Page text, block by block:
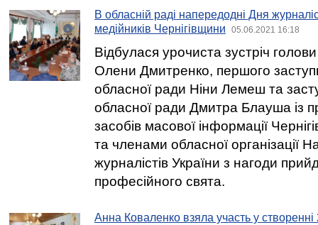
В обласній раді напередодні Дня
медійників Чернігівщини
05.06.2021 16:18
Відбулася урочиста зустріч
Олени Дмитренко, першого
обласної ради Ніни Лемеш та
обласної ради Дмитра Блауша із
засобів масової інформації
та членами обласної організації
журналістів України з нагоди
професійного свята.
Анна Коваленко взяла участь у